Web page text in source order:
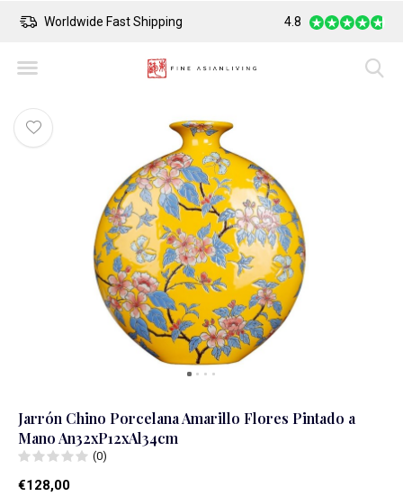
Worldwide Fast Shipping Safe Payment
4.8
Jarrón Chino Porcelana Amarillo Flores Pintado a
Mano An32xP12xAl34cm
(0)
€128,00